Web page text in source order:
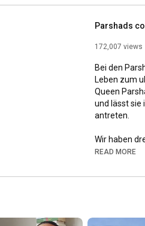
172,007 views
Bei den
Leben zum
Queen
und lässt sie
antreten.
Wir haben
Challenges
READ MORE